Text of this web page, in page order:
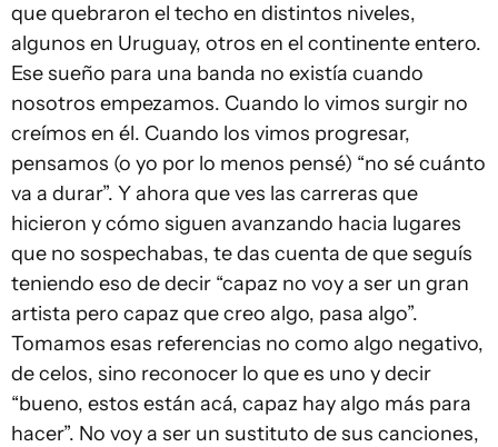
que quebraron el techo en distintos niveles,
algunos en Uruguay, otros en el continente entero.
Ese sueño para una banda no existía cuando
nosotros empezamos. Cuando lo vimos surgir no
creímos en él. Cuando los vimos progresar,
pensamos (o yo por lo menos pensé) “no sé cuánto
va a durar”. Y ahora que ves las carreras que
hicieron y cómo siguen avanzando hacia lugares
que no sospechabas, te das cuenta de que seguís
teniendo eso de decir “capaz no voy a ser un gran
artista pero capaz que creo algo, pasa algo”.
Tomamos esas referencias no como algo negativo,
de celos, sino reconocer lo que es uno y decir
“bueno, estos están acá, capaz hay algo más para
hacer”. No voy a ser un sustituto de sus canciones,